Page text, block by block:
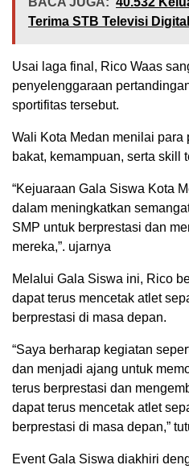
Terima STB Televisi Digital
Usai laga final, Rico Waas
penyelenggaraan
sportifitas tersebut.
Wali Kota Medan menilai para
bakat, kemampuan, serta skill
“Kejuaraan Gala Siswa Kota
dalam meningkatkan
SMP untuk berprestasi dan
mereka,”. ujarnya
Melalui Gala Siswa ini, Rico
dapat terus mencetak atlet
berprestasi di masa depan.
“Saya berharap kegiatan
dan menjadi ajang untuk
terus berprestasi dan
dapat terus mencetak atlet
berprestasi di masa depan,”
Event Gala Siswa diakhiri